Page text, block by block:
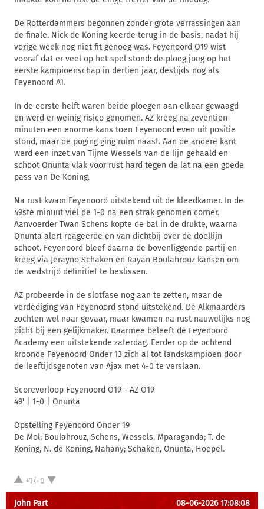
De Rotterdammers begonnen zonder grote verrassingen aan
de finale. Nick de Koning keerde terug in de basis, nadat hij
vorige week nog niet fit genoeg was. Feyenoord O19 wist
vooraf dat er veel op het spel stond: de ploeg joeg op het
eerste kampioenschap in dertien jaar, destijds nog als
Feyenoord A1.
In de eerste helft waren beide ploegen aan elkaar gewaagd
en werd er weinig risico genomen. AZ kreeg na zeventien
minuten een enorme kans toen Feyenoord even uit positie
stond, maar de poging ging ruim naast. Aan de andere kant
werd een inzet van Tijme Wessels van de lijn gehaald en
schoot Onunta vlak voor rust hard tegen de lat na een goede
pass van De Koning.
Na rust kwam Feyenoord uitstekend uit de kleedkamer. In de
49ste minuut viel de 1-0 na een strak genomen corner.
Aanvoerder Twan Schens kopte de bal in de drukte, waarna
Onunta alert reageerde en van dichtbij over de doellijn
schoot. Feyenoord bleef daarna de bovenliggende partij en
kreeg via Jerayno Schaken en Rayan Boulahrouz kansen om
de wedstrijd definitief te beslissen.
AZ probeerde in de slotfase nog aan te zetten, maar de
verdediging van Feyenoord stond uitstekend. De Alkmaarders
zochten wel naar gevaar, maar kwamen na rust nauwelijks nog
dicht bij een gelijkmaker. Daarmee beleeft de Feyenoord
Academy een uitstekende zaterdag. Eerder op de ochtend
kroonde Feyenoord Onder 13 zich al tot landskampioen door
de leeftijdsgenoten van Ajax met 4-0 te verslaan.
Scoreverloop Feyenoord O19 - AZ O19
49' | 1-0 | Onunta
Opstelling Feyenoord Onder 19
De Mol; Boulahrouz, Schens, Wessels, Mparaganda; T. de
Koning, N. de Koning, Nahany; Schaken, Onunta, Hoepel.
+1/-0
John Part 08-06-2026 17:08:08